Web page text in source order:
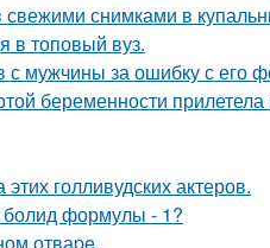
снимками в
в топовый вуз.
с мужчины за ошибку с его
беременности
голливудских актеров.
болид формулы - 1?